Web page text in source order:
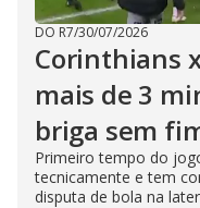
DO R7/30/07/2026
Corinthians
mais de 3
briga sem
Primeiro tempo do
tecnicamente e tem
disputa de bola na